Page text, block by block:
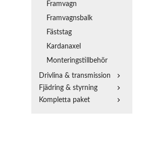
Framvagn
Framvagnsbalk
Fäststag
Kardanaxel
Monteringstillbehör
Drivlina & transmission
Fjädring & styrning
Kompletta paket